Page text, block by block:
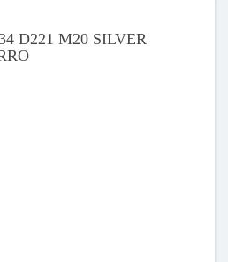
D221 M20 SILVER